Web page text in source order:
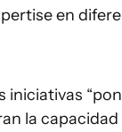
en
iniciativas
la